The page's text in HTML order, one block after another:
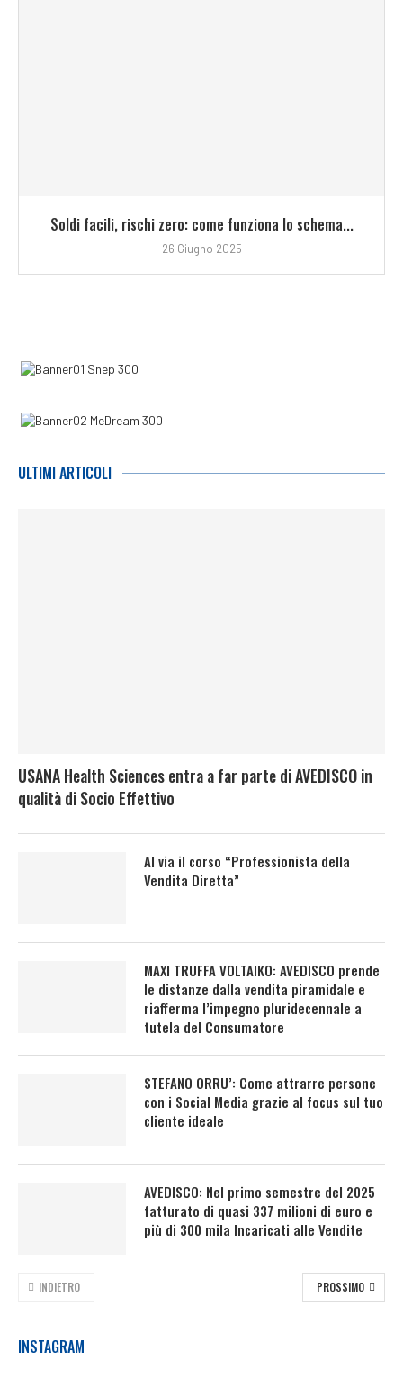
Soldi facili, rischi zero: come funziona lo schema...
26 Giugno 2025
ULTIMI ARTICOLI
USANA Health Sciences entra a far parte di AVEDISCO in
qualità di Socio Effettivo
Al via il corso “Professionista della
Vendita Diretta”
MAXI TRUFFA VOLTAIKO: AVEDISCO prende
le distanze dalla vendita piramidale e
riafferma l’impegno pluridecennale a
tutela del Consumatore
STEFANO ORRU’: Come attrarre persone
con i Social Media grazie al focus sul tuo
cliente ideale
AVEDISCO: Nel primo semestre del 2025
fatturato di quasi 337 milioni di euro e
più di 300 mila Incaricati alle Vendite
INDIETRO PROSSIMO
INSTAGRAM